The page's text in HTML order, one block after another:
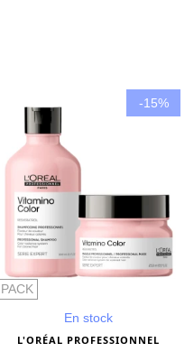
PACK
-15%
En stock
L'ORÉAL PROFESSIONNEL